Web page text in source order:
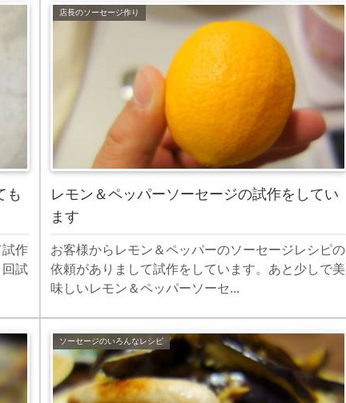
も
作
回試
店長のソーセージ作り
レモン＆ペッパーソーセージの試作をしてい
ます
お客様からレモン＆ペッパーのソーセージレシピの
依頼がありまして試作をしています。あと少しで美
味しいレモン＆ペッパーソーセ...
ソーセージのいろんなレシピ